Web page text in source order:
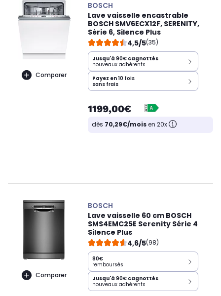
Comparer
BOSCH
Lave vaisselle encastrable
BOSCH SMV6ECX12F, SERENITY,
Série 6, Silence Plus
4,5/5(35)
Jusqu'à 90€ cagnottés
nouveaux adhérents
Payez en10 fois
sans frais
1199,00€
dès 70,29€/moisen 20x
Comparer
BOSCH
Lave vaisselle 60 cm BOSCH
SMS4EMC25E Serenity Série 4
Silence Plus
4,6/5(98)
80€
remboursés
Jusqu'à 90€ cagnottés
nouveaux adhérents